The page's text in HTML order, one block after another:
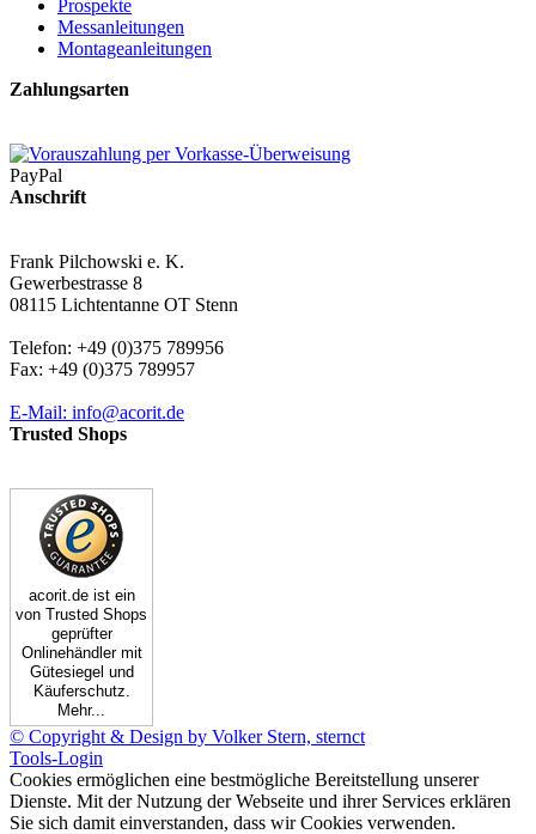
Prospekte
Messanleitungen
Montageanleitungen
Zahlungsarten
PayPal
Anschrift
Frank Pilchowski e. K.
Gewerbestrasse 8
08115 Lichtentanne OT Stenn
Telefon: +49 (0)375 789956
Fax: +49 (0)375 789957
E-Mail: info@acorit.de
Trusted Shops
acorit.de ist ein
von Trusted Shops
geprüfter
Onlinehändler mit
Gütesiegel und
Käuferschutz.
Mehr...
© Copyright & Design by Volker Stern, sternct
Tools-Login
Cookies ermöglichen eine bestmögliche Bereitstellung unserer
Dienste. Mit der Nutzung der Webseite und ihrer Services erklären
Sie sich damit einverstanden, dass wir Cookies verwenden.